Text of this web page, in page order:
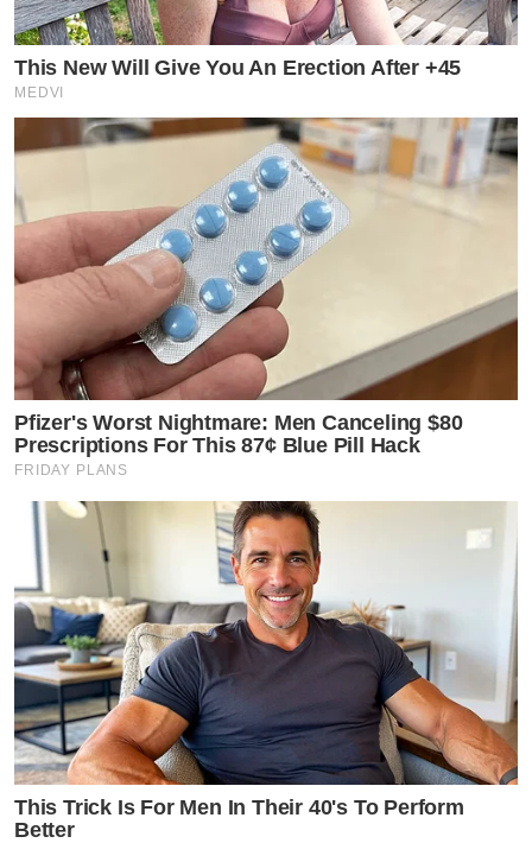
This New Will Give You An Erection After +45
MEDVI
Pfizer's Worst Nightmare: Men Canceling $80
Prescriptions For This 87¢ Blue Pill Hack
FRIDAY PLANS
This Trick Is For Men In Their 40's To Perform
Better